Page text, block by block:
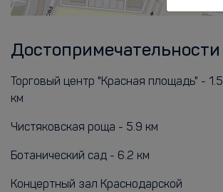
Достопримечательности
Торговый центр "Красная площадь" - 1.5
км
Чистяковская роща - 5.9 км
Ботанический сад - 6.2 км
Концертный зал Краснодарской